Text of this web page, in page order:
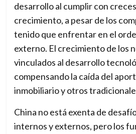
desarrollo al cumplir con
crecimiento, a pesar de los
tenido que enfrentar en el
externo. El crecimiento de los
vinculados al desarrollo
compensando la caída del
inmobiliario y otros
China no está exenta de
internos y externos, pero los